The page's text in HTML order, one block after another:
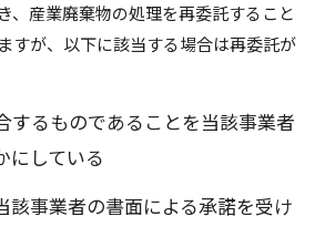
、産業廃棄物の処理を再委託すること
すが、以下に該当する場合は再委託が
するものであることを当該事業者
にしている
該事業者の書面による承諾を受け